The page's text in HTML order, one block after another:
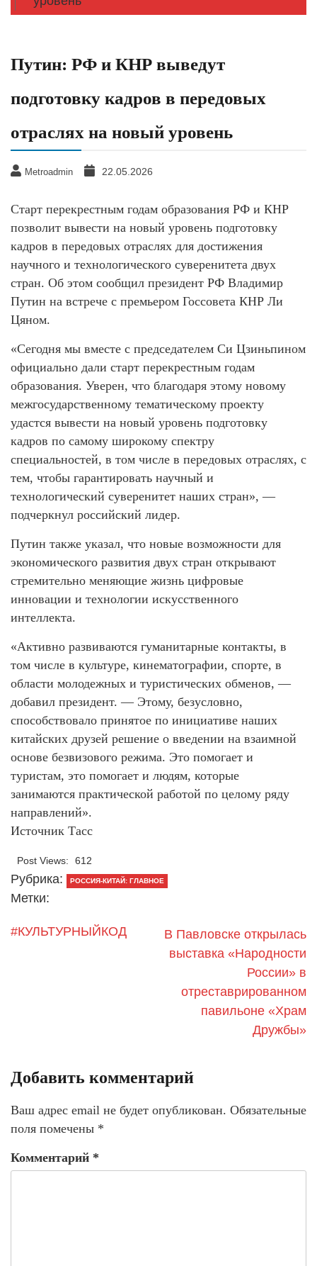
Путин: РФ и КНР выведут
подготовку кадров в передовых
отраслях на новый уровень
Metroadmin 22.05.2026
Старт перекрестным годам образования РФ и КНР
позволит вывести на новый уровень подготовку
кадров в передовых отраслях для достижения
научного и технологического суверенитета двух
стран. Об этом сообщил президент РФ Владимир
Путин на встрече с премьером Госсовета КНР Ли
Цяном.
«Сегодня мы вместе с председателем Си Цзиньпином
официально дали старт перекрестным годам
образования. Уверен, что благодаря этому новому
межгосударственному тематическому проекту
удастся вывести на новый уровень подготовку
кадров по самому широкому спектру
специальностей, в том числе в передовых отраслях, с
тем, чтобы гарантировать научный и
технологический суверенитет наших стран», —
подчеркнул российский лидер.
Путин также указал, что новые возможности для
экономического развития двух стран открывают
стремительно меняющие жизнь цифровые
инновации и технологии искусственного
интеллекта.
«Активно развиваются гуманитарные контакты, в
том числе в культуре, кинематографии, спорте, в
области молодежных и туристических обменов, —
добавил президент. — Этому, безусловно,
способствовало принятое по инициативе наших
китайских друзей решение о введении на взаимной
основе безвизового режима. Это помогает и
туристам, это помогает и людям, которые
занимаются практической работой по целому ряду
направлений».
Источник Тасс
Post Views: 612
Рубрика: РОССИЯ-КИТАЙ: ГЛАВНОЕ
Метки:
#КУЛЬТУРНЫЙКОД
В Павловске открылась
выставка «Народности
России» в
отреставрированном
павильоне «Храм
Дружбы»
Добавить комментарий
Ваш адрес email не будет опубликован. Обязательные
поля помечены *
Комментарий *